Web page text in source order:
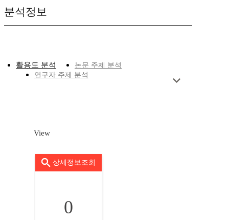
분석정보
활용도 분석
논문 주제 분석
연구자 주제 분석
View
상세정보조회
0